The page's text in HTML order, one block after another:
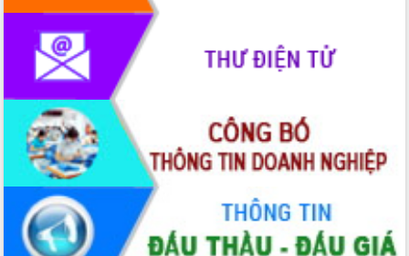
Đắk Lắk sẵn sàng các điều kiện cho
Ngày hội bầu cử đại biểu Quốc hội
khóa XVI và HĐND các cấp nhiệm kỳ
2026-2031
Đảm bảo cuộc bầu cử đại biểu Quốc
hội và đại biểu HĐND các cấp diễn ra
an toàn, hiệu quả, đúng quy định
Thủ tướng Chính phủ Phạm Minh Chính
kiểm tra, chỉ đạo hoàn thành các dự
án cao tốc và thăm khu tái định cư tại
Đắk Lắk
Sôi nổi Hội đua ngựa truyền thống Gò
Thì Thùng mừng Xuân Bính Ngọ 2026